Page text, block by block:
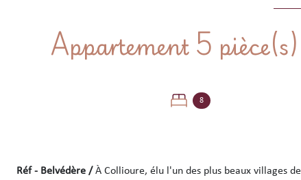
8
Réf - Belvédère /À Collioure, élu l'un des plus beaux villages